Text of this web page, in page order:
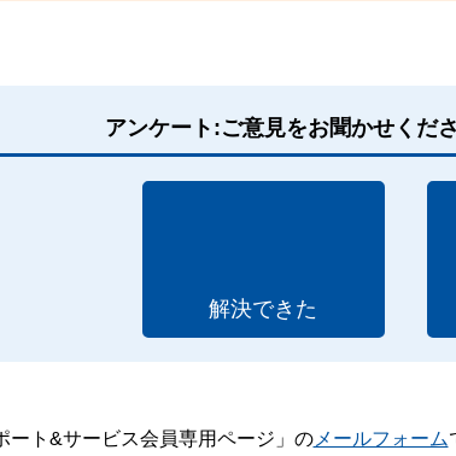
アンケート:ご意見をお聞かせくだ
解決できた
ート&サービス会員専用ページ」のメールフォーム